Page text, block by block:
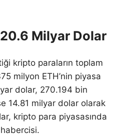
Milyar Dolar
kripto paraların toplam
milyon ETH’nin piyasa
dolar, 270.194 bin
14.81 milyar dolar olarak
kripto para piyasasında